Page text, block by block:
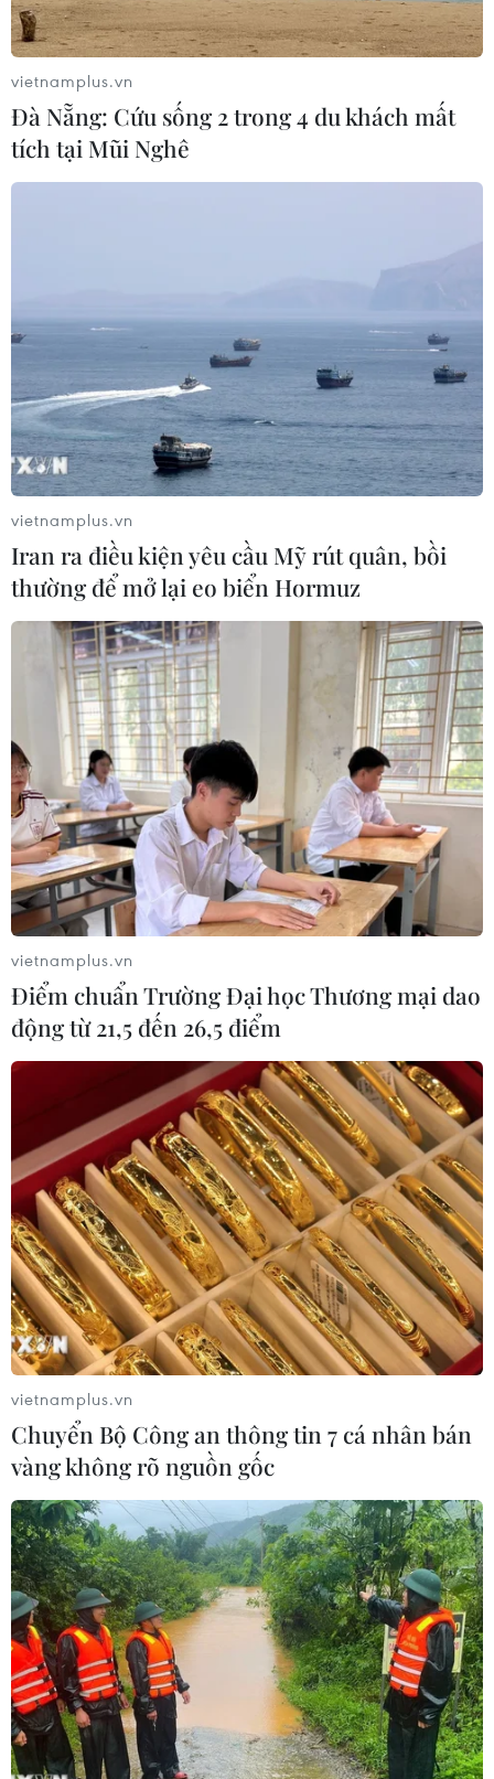
vietnamplus.vn
Đà Nẵng: Cứu sống 2 trong 4 du khách mất
tích tại Mũi Nghê
vietnamplus.vn
Iran ra điều kiện yêu cầu Mỹ rút quân, bồi
thường để mở lại eo biển Hormuz
vietnamplus.vn
Điểm chuẩn Trường Đại học Thương mại dao
động từ 21,5 đến 26,5 điểm
vietnamplus.vn
Chuyển Bộ Công an thông tin 7 cá nhân bán
vàng không rõ nguồn gốc